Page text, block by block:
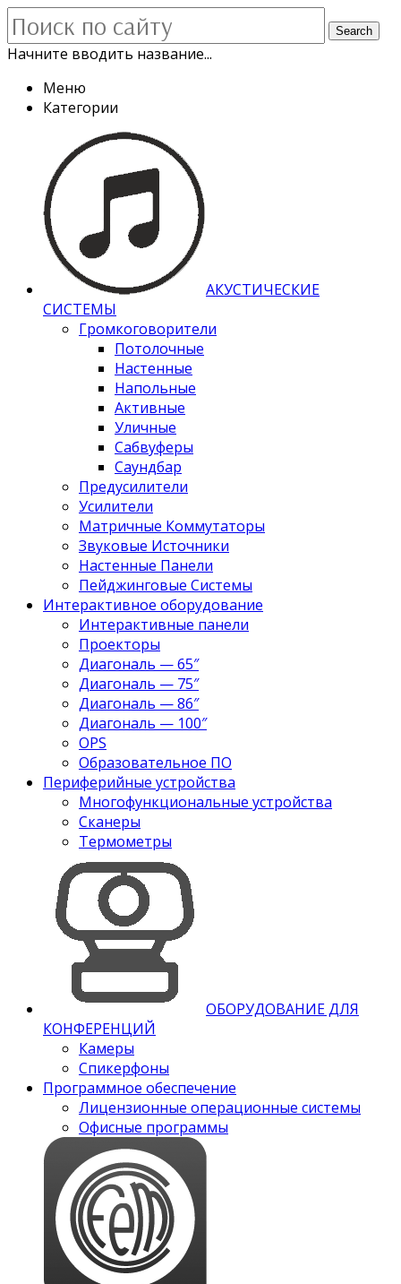
Search
Начните вводить название...
Меню
Категории
АКУСТИЧЕСКИЕ
СИСТЕМЫ
Громкоговорители
Потолочные
Настенные
Напольные
Активные
Уличные
Сабвуферы
Саундбар
Предусилители
Усилители
Матричные Коммутаторы
Звуковые Источники
Настенные Панели
Пейджинговые Системы
Интерактивное оборудование
Интерактивные панели
Проекторы
Диагональ — 65″
Диагональ — 75″
Диагональ — 86″
Диагональ — 100″
OPS
Образовательное ПО
Периферийные устройства
Многофункциональные устройства
Сканеры
Термометры
ОБОРУДОВАНИЕ ДЛЯ
КОНФЕРЕНЦИЙ
Камеры
Спикерфоны
Программное обеспечение
Лицензионные операционные системы
Офисные программы